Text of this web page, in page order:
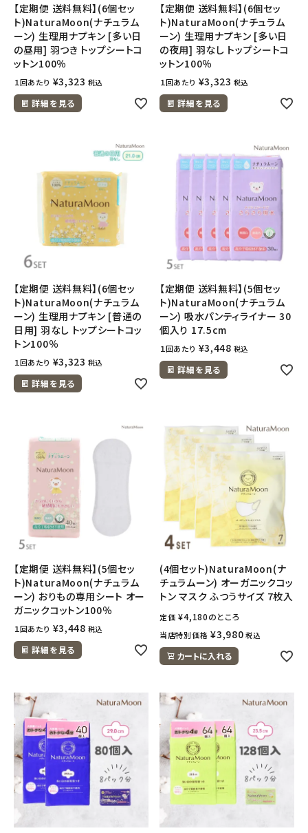
【定期便 送料無料】(6個セッ
ト)NaturaMoon(ナチュラム
ーン) 生理用ナプキン [多い日
の昼用] 羽つき トップシートコ
ットン100％
１回あたり ¥3,323 税込
詳細を見る
【定期便 送料無料】(6個セッ
ト)NaturaMoon(ナチュラム
ーン) 生理用ナプキン [多い日
の夜用] 羽なし トップシートコ
ットン100％
１回あたり ¥3,323 税込
詳細を見る
【定期便 送料無料】(6個セッ
ト)NaturaMoon(ナチュラム
ーン) 生理用ナプキン [普通の
日用] 羽なし トップシートコッ
トン100％
１回あたり ¥3,323 税込
詳細を見る
【定期便 送料無料】(5個セッ
ト)NaturaMoon(ナチュラム
ーン) 吸水パンティライナー 30
個入り 17.5cm
１回あたり ¥3,448 税込
詳細を見る
【定期便 送料無料】(5個セッ
ト)NaturaMoon(ナチュラム
ーン) おりもの専用シート オー
ガニックコットン100％
１回あたり ¥3,448 税込
詳細を見る
(4個セット)NaturaMoon(ナ
チュラムーン) オーガニックコッ
トン マスク ふつうサイズ 7枚入
定価 ¥4,180のところ
当店特別価格 ¥3,980 税込
カートに入れる